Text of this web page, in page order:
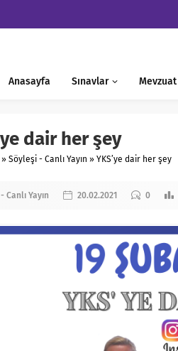
Anasayfa Sınavlar Mevzuat
dair her şey
» Söyleşi - Canlı Yayın » YKS’ye dair her şey
Canlı Yayın 20.02.2021 0